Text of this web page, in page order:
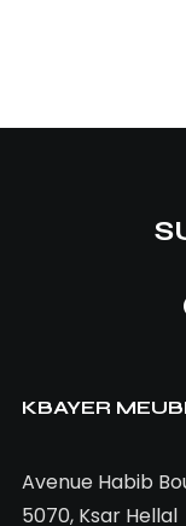
KBAYER
Avenue Habib
5070, Ksar Hellal